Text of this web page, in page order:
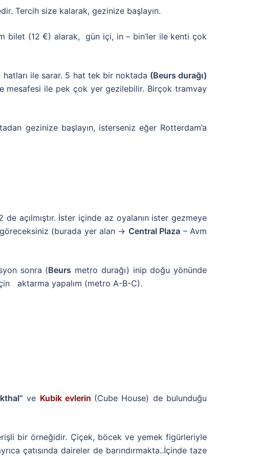
Tercih size kalarak, gezinize başlayın.
bilet (12 €) alarak, gün içi, in – bin’ler ile kenti çok
hatları ile sarar. 5 hat tek bir noktada (Beurs durağı)
mesafesi ile pek çok yer gezilebilir. Birçok tramvay
gezinize başlayın, isterseniz eğer Rotterdam’a
açılmıştır. İster içinde az oyalanın ister gezmeye
(burada yer alan → Central Plaza – Avm
sonra (Beurs metro durağı) inip doğu yönünde
aktarma yapalım (metro A-B-C).
ve Kubik evlerin (Cube House) de bulunduğu
bir örneğidir. Çiçek, böcek ve yemek figürleriyle
çatısında daireler de barındırmakta..İçinde taze